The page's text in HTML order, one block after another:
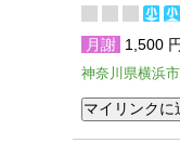
月謝 1,500
神奈川県横浜